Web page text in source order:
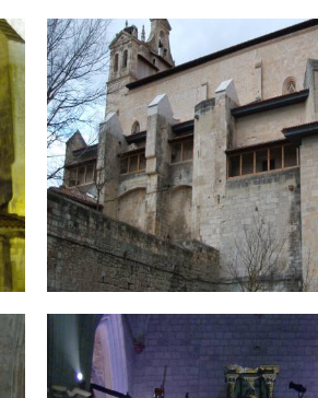
DSCF0986.jpg
HPIM1676.jpg